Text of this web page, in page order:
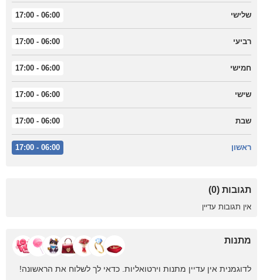
שלישי 06:00 - 17:00
רביעי 06:00 - 17:00
חמישי 06:00 - 17:00
שישי 06:00 - 17:00
שבת 06:00 - 17:00
ראשון 06:00 - 17:00
תגובות (0)
אין תגובות עדיין
מתנות
לדוגמנית אין עדיין מתנות וירטואליות. כדאי לך לשלוח את הראשונה!